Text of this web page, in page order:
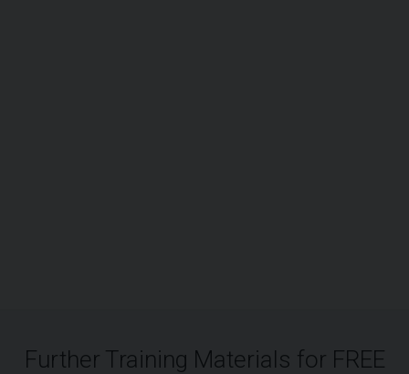
Further Training Materials for FREE